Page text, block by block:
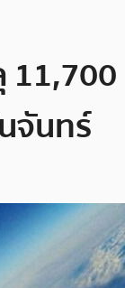
11,700
จันทร์